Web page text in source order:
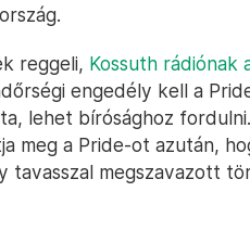
reggeli, Kossuth rádiónak
engedély kell a
lehet bírósághoz
meg a Pride-ot azután,
megszavazott